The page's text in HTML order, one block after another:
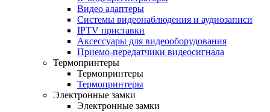
Видео адаптеры
Системы видеонаблюдения и аудиозаписи
IPTV приставки
Аксессуары для видеооборудования
Приемо-передатчики видеосигнала
Термопринтеры
Термопринтеры
Термопринтеры
Электронные замки
Электронные замки